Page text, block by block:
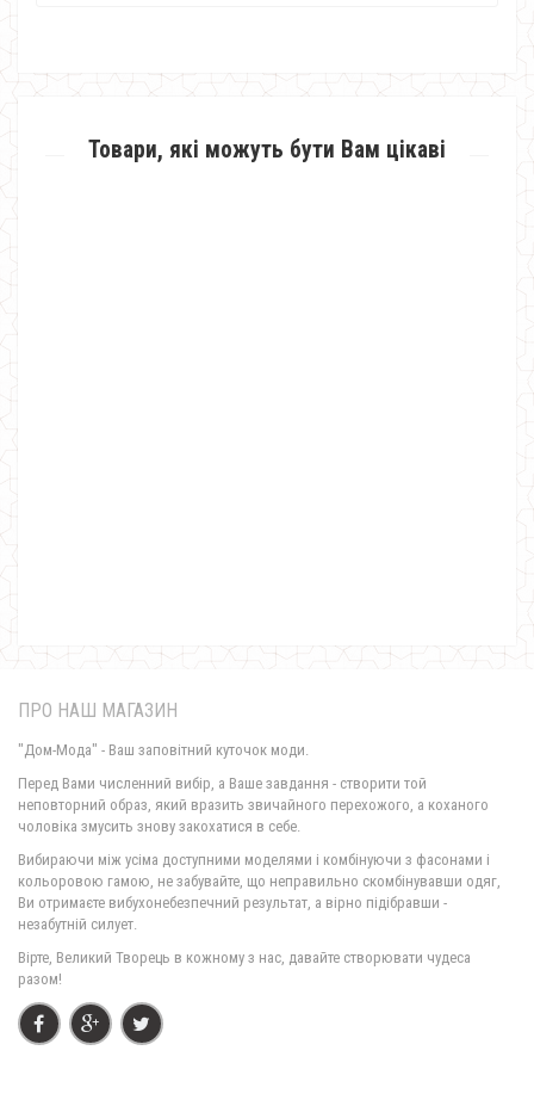
Товари, які можуть бути Вам цікаві
1000.00грн.
ПРО НАШ МАГАЗИН
"Дом-Мода" - Ваш заповітний куточок моди.
Перед Вами численний вибір, а Ваше завдання - створити той
неповторний образ, який вразить звичайного перехожого, а коханого
чоловіка змусить знову закохатися в себе.
Вибираючи між усіма доступними моделями і комбінуючи з фасонами і
кольоровою гамою, не забувайте, що неправильно скомбінувавши одяг,
Ви отримаєте вибухонебезпечний результат, а вірно підібравши -
незабутній силует.
Вірте, Великий Творець в кожному з нас, давайте створювати чудеса
разом!